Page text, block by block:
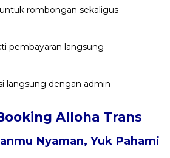
rombongan sekaligus
pembayaran langsung
langsung dengan admin
Alloha Trans
Nyaman, Yuk Pahami